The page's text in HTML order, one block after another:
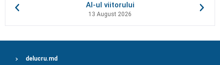
AI-ul viitorului
13 August 2026
delucru.md